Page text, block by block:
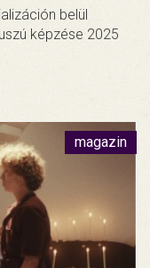
belül
képzése 2025
magazin